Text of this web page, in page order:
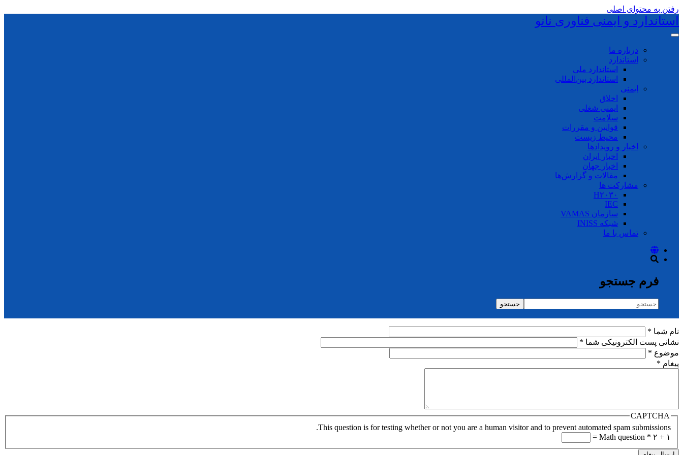
رفتن به محتوای اصلی
استاندارد و ایمنی فناوری نانو
درباره ما
استاندارد
استاندارد ملی
استاندارد بین‌المللی
ایمنی
اخلاق
ایمنی شغلی
سلامت
قوانین و مقررات
محیط زیست
اخبار و رویدادها
اخبار ایران
اخبار جهان
مقالات و گزارش‌ها
مشارکت ها
H۲۰۳۰
IEC
سازمان VAMAS
شبکه INISS
تماس با ما
فرم جستجو
جستجو
نام شما *
نشانی پست الکترونیکی شما *
موضوع *
پیغام *
CAPTCHA
This question is for testing whether or not you are a human visitor and to prevent automated spam submissions.
Math question * ۲ + ۱ =